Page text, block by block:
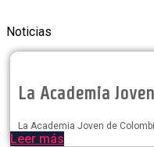
Noticias
La Academia
La Academia Joven de
Leer más